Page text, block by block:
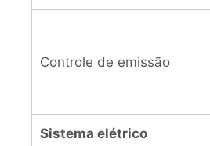
Controle de emissão
Sistema elétrico